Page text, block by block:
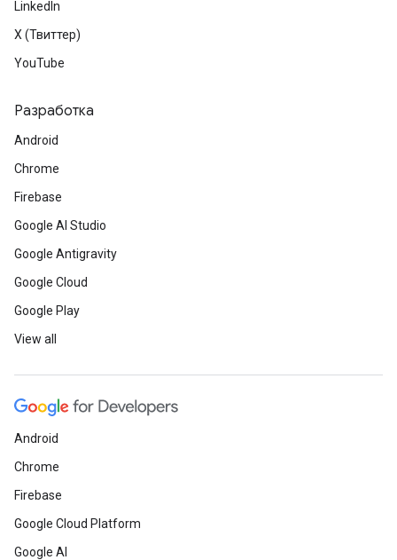
LinkedIn
X (Твиттер)
YouTube
Разработка
Android
Chrome
Firebase
Google AI Studio
Google Antigravity
Google Cloud
Google Play
View all
Android
Chrome
Firebase
Google Cloud Platform
Google AI